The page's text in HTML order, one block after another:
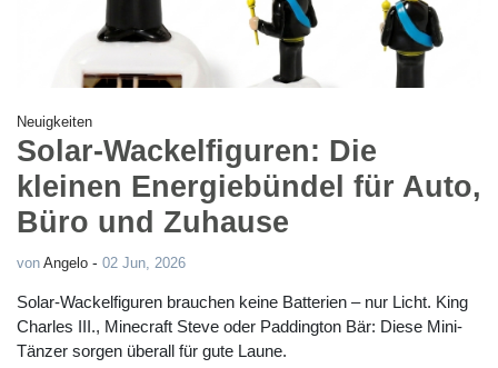
Neuigkeiten
Solar-Wackelfiguren: Die
kleinen Energiebündel für Auto,
Büro und Zuhause
von Angelo - 02 Jun, 2026
Solar-Wackelfiguren brauchen keine Batterien – nur Licht. King
Charles III., Minecraft Steve oder Paddington Bär: Diese Mini-
Tänzer sorgen überall für gute Laune.